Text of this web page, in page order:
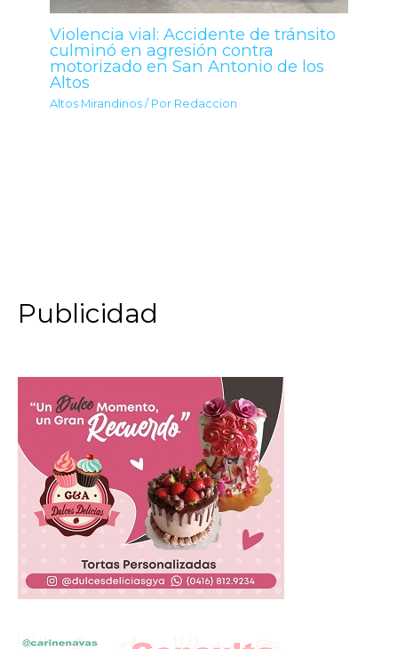
Violencia vial: Accidente de tránsito
culminó en agresión contra
motorizado en San Antonio de los
Altos
Altos Mirandinos / Por Redaccion
Publicidad